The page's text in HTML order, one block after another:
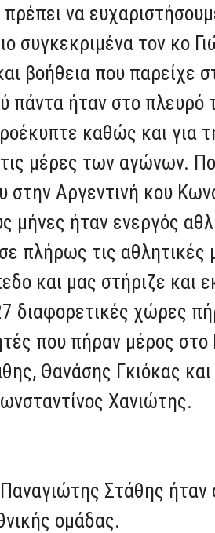
να
συγκεκριμένα τον κο
βοήθεια που παρείχε
πάντα ήταν στο πλευρό
καθώς και για
μέρες των αγώνων.
στην Αργεντινή κου
μήνες ήταν ενεργός
πλήρως τις
και μας στήριζε και
διαφορετικές χώρες
που πήραν μέρος
Θανάσης Γκιόκας
Χανιώτης.
Στάθης
ομάδας.